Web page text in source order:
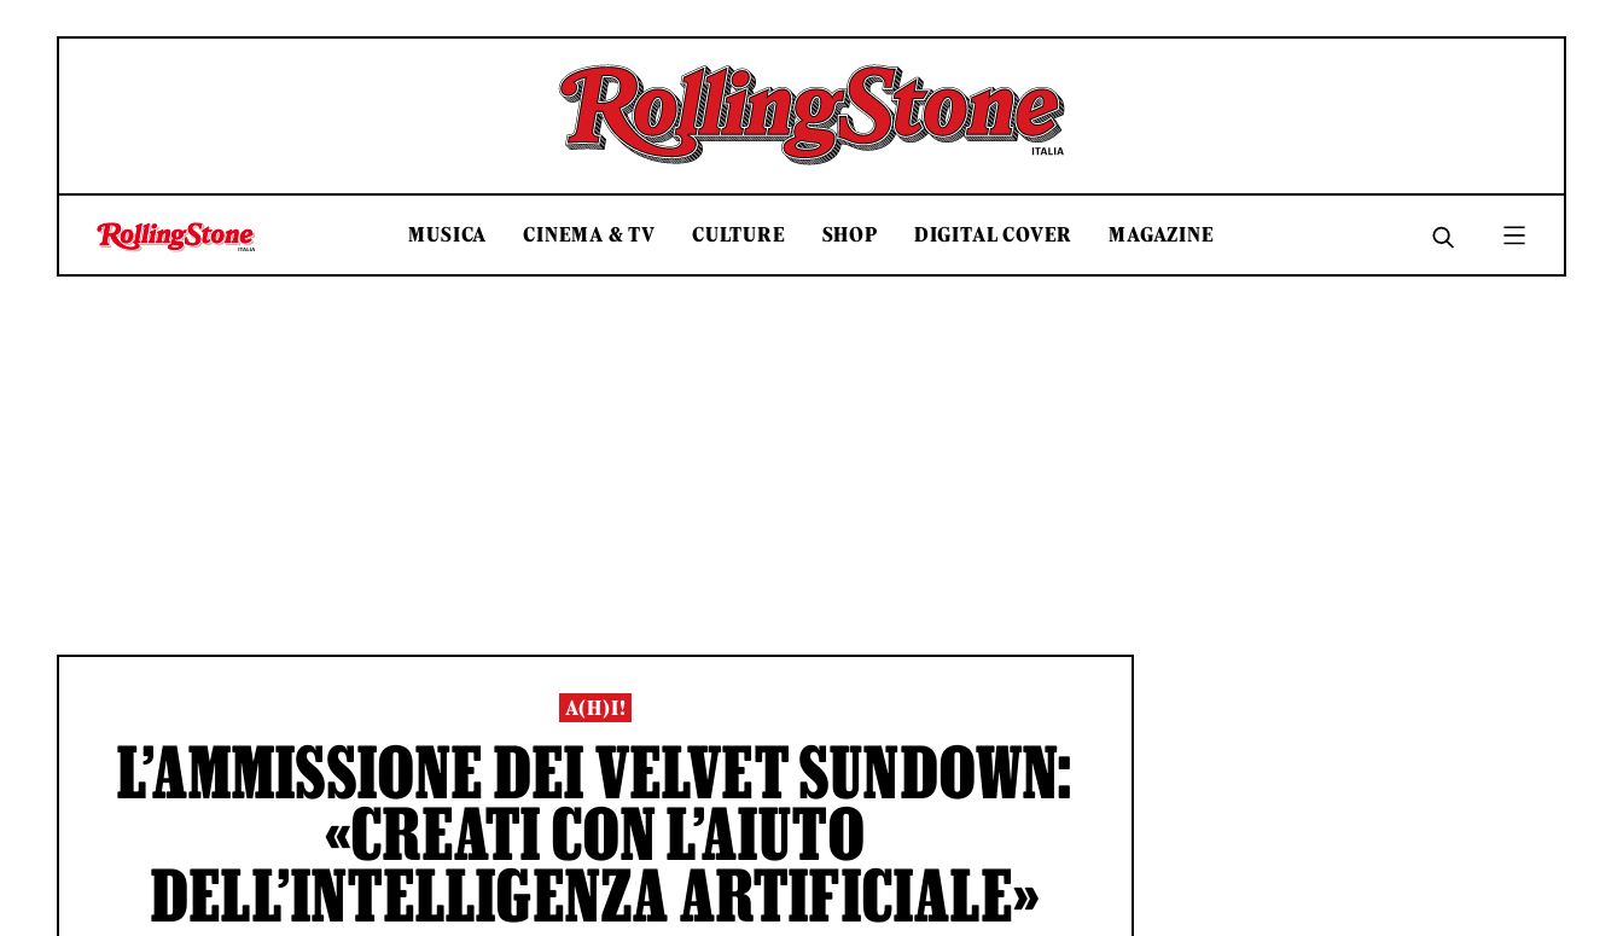
Rolling Stone Italia
MUSICA CINEMA & TV CULTURE SHOP DIGITAL COVER MAGAZINE
A(H)I!
L’AMMISSIONE DEI VELVET SUNDOWN:
«CREATI CON L’AIUTO
DELL’INTELLIGENZA ARTIFICIALE»